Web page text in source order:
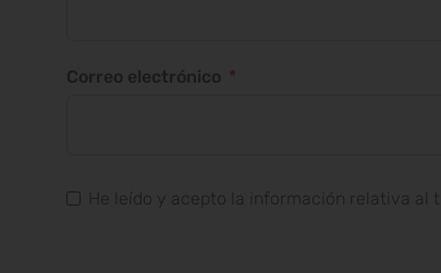
Correo electrónico
He leído y acepto la información relativa